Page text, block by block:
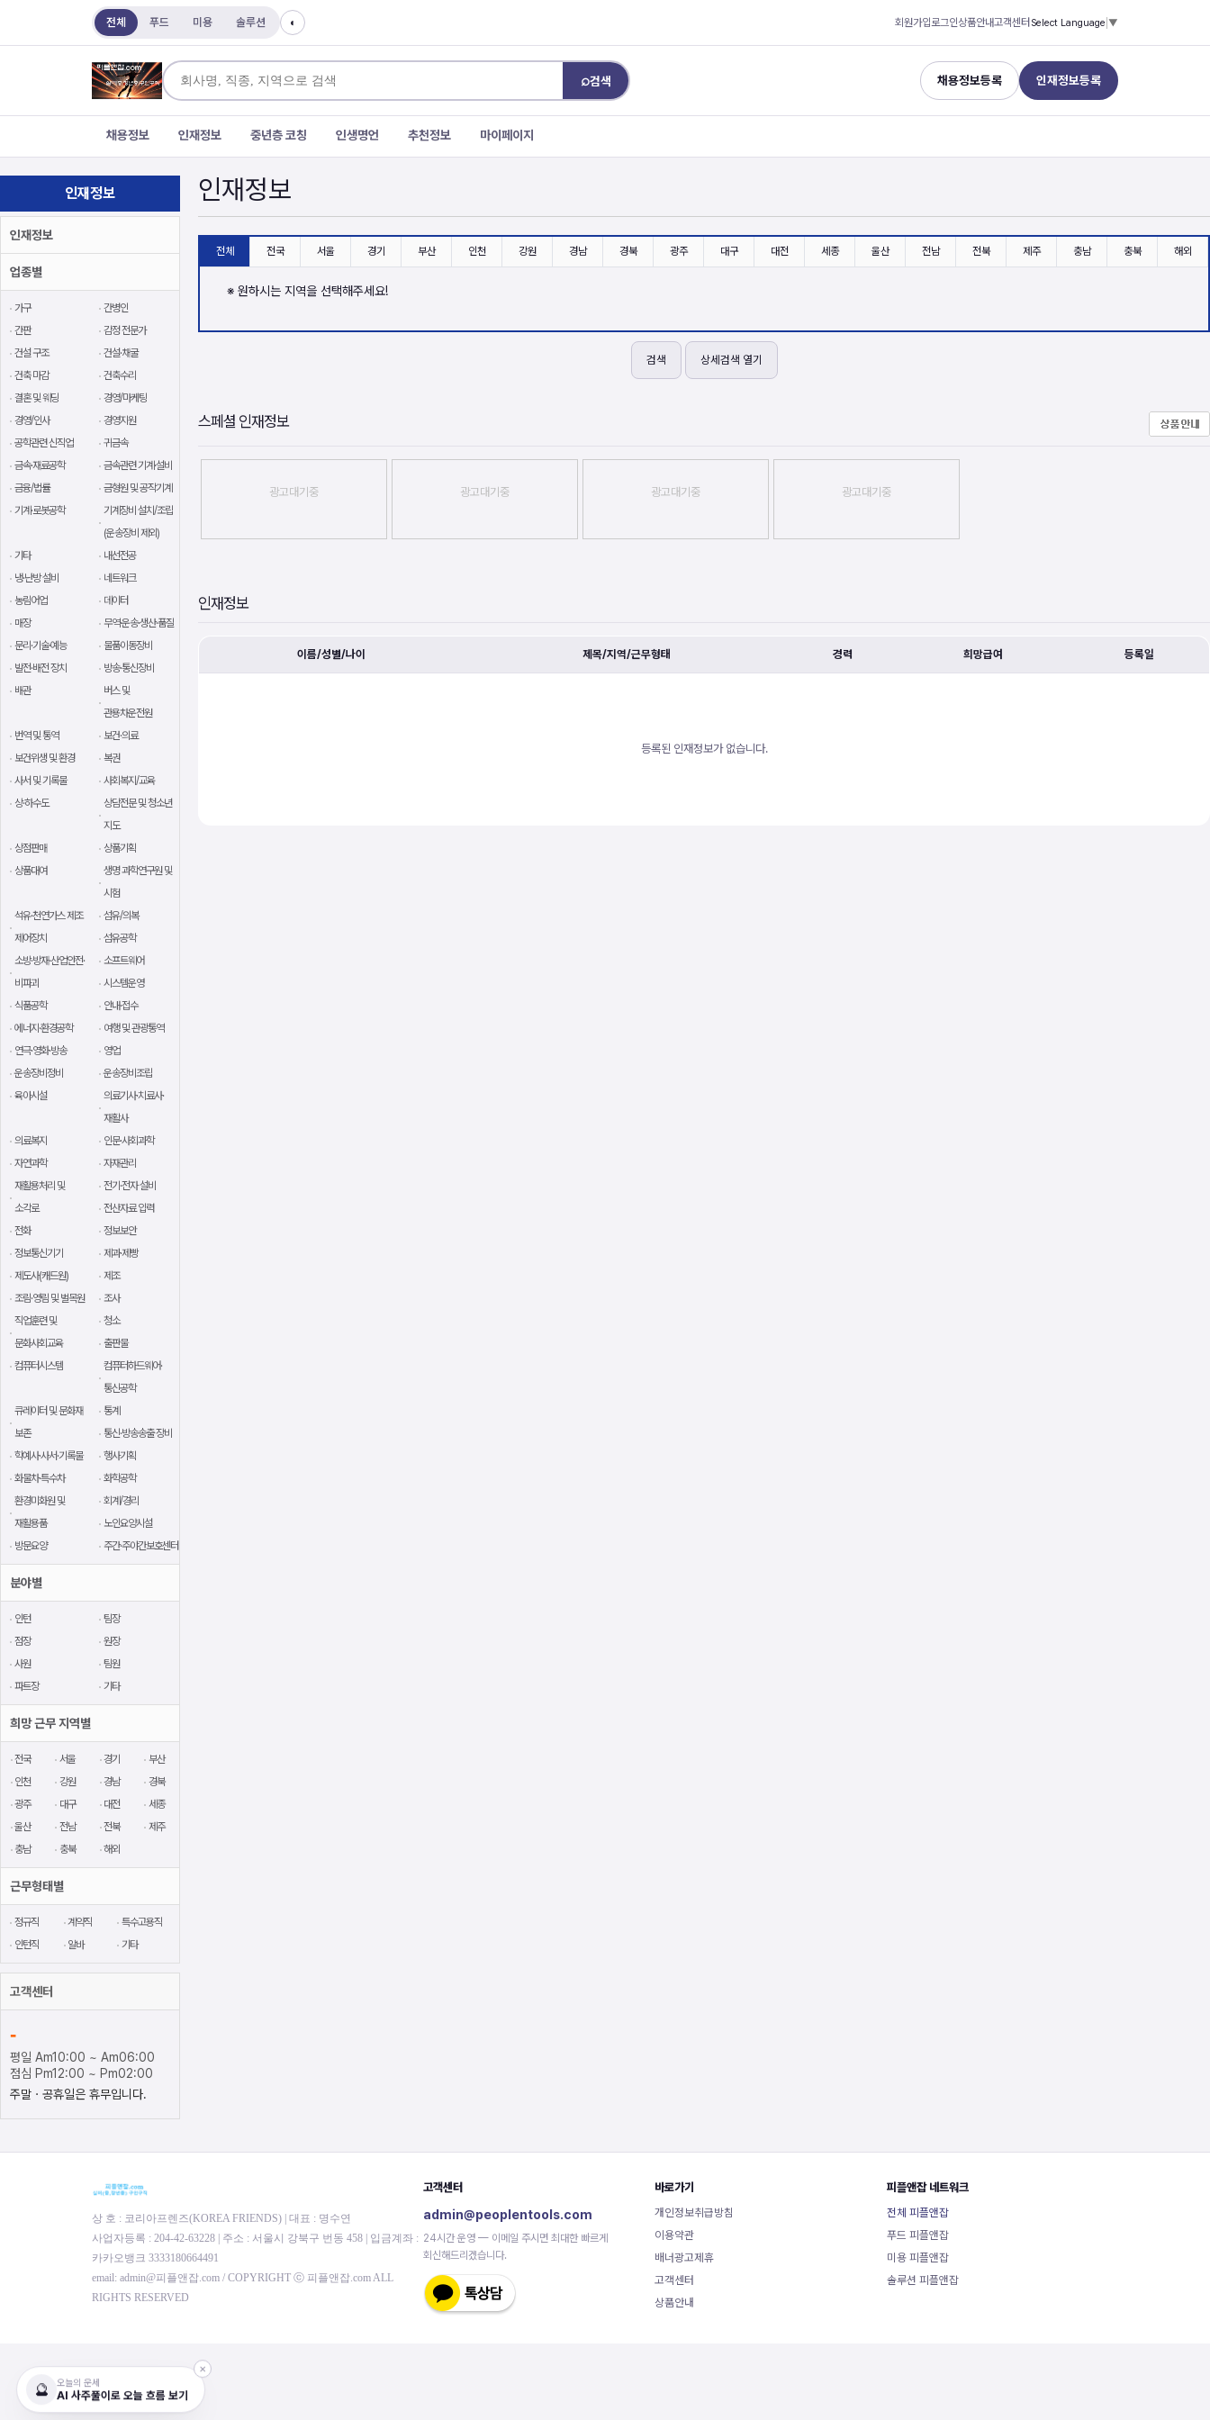
전체 푸드 미용 솔루션 ◐ 회원가입 로그인상품안내고객센터 Select Language ▼
⌕검색 채용정보등록 인재정보등록
채용정보 인재정보 중년층 코칭 인생명언 추천정보 마이페이지
✕
🔮 오늘의 운세
AI 사주풀이로 오늘 흐름 보기
인재정보
인재정보
업종별
가구
간병인
간판
감정 전문가
건설 구조
건설·채굴
건축 마감
건축수리
결혼 및 웨딩
경영/마케팅
경영/인사
경영지원
공학관련 신직업
귀금속
금속·재료공학
금속관련 기계·설비
금융/법률
금형원 및 공작기계
기계·로봇공학
기계장비 설치/조립
(운송장비 제외)
기타
내선전공
냉·난방 설비
네트워크
농림어업
데이터
매장
무역·운송·생산·품질
문리·기술·예능
물품이동장비
발전·배전 장치
방송·통신장비
배관
버스 및
관용차운전원
번역 및 통역
보건·의료
보건위생 및 환경
복권
사서 및 기록물
사회복지/교육
상·하수도
상담전문 및 청소년
지도
상점판매
상품기획
상품대여
생명 과학연구원 및
시험
석유·천연가스 제조
제어장치
섬유/의복
섬유공학
소방·방재·산업안전·
비파괴
소프트웨어
시스템운영
식품공학
안내·접수
에너지·환경공학
여행 및 관광통역
연극·영화·방송
영업
운송장비정비
운송장비조립
육아시설
의료기사·치료사·
재활사
의료복지
인문·사회과학
자연과학
자재관리
재활용처리 및
소각로
전기·전자 설비
전산자료 입력
전화
정보보안
정보통신기기
제과·제빵
제도사(캐드원)
제조
조림·영림 및 벌목원
조사
직업훈련 및
문화사회교육
청소
출판물
컴퓨터시스템
컴퓨터하드웨어·
통신공학
큐레이터 및 문화재
보존
통계
통신·방송송출 장비
학예사·사서·기록물
행사기획
화물차·특수차
화학공학
환경미화원 및
재활용품
회계/경리
노인요양시설
방문요양
주간·주야간보호센터
분야별
인턴
팀장
점장
원장
사원
팀원
파트장
기타
희망 근무 지역별
전국 서울 경기
부산
인천
강원 경남
경북
광주
대구 대전
세종
울산
전남 전북
제주
충남
충북 해외
근무형태별
정규직 계약직
특수고용직
인턴직
알바 기타
고객센터
-
평일 Am10:00 ~ Am06:00
점심 Pm12:00 ~ Pm02:00
주말ㆍ공휴일은 휴무입니다.
인재정보
전체 전국 서울 경기 부산 인천 강원 경남 경북 광주 대구 대전 세종 울산 전남 전북 제주 충남 충북 해외
※ 원하시는 지역을 선택해주세요!
검색 상세검색 열기
스페셜 인재정보
광고대기중 광고대기중 광고대기중 광고대기중
인재정보
이름/성별/나이 제목/지역/근무형태 경력 희망급여 등록일
등록된 인재정보가 없습니다.
상 호 : 코리아프렌즈(KOREA FRIENDS) | 대표 : 명수연
사업자등록 : 204-42-63228 | 주소 : 서울시 강북구 번동 458 | 입금계좌 :
카카오뱅크 3333180664491
email: admin@피플앤잡.com / COPYRIGHT ⓒ 피플앤잡.com ALL
RIGHTS RESERVED
고객센터
admin@peoplentools.com
24시간 운영 — 이메일 주시면 최대한 빠르게
회신해드리겠습니다.
바로가기
개인정보취급방침
이용약관
배너광고제휴
고객센터
상품안내
피플앤잡 네트워크
전체 피플앤잡
푸드 피플앤잡
미용 피플앤잡
솔루션 피플앤잡